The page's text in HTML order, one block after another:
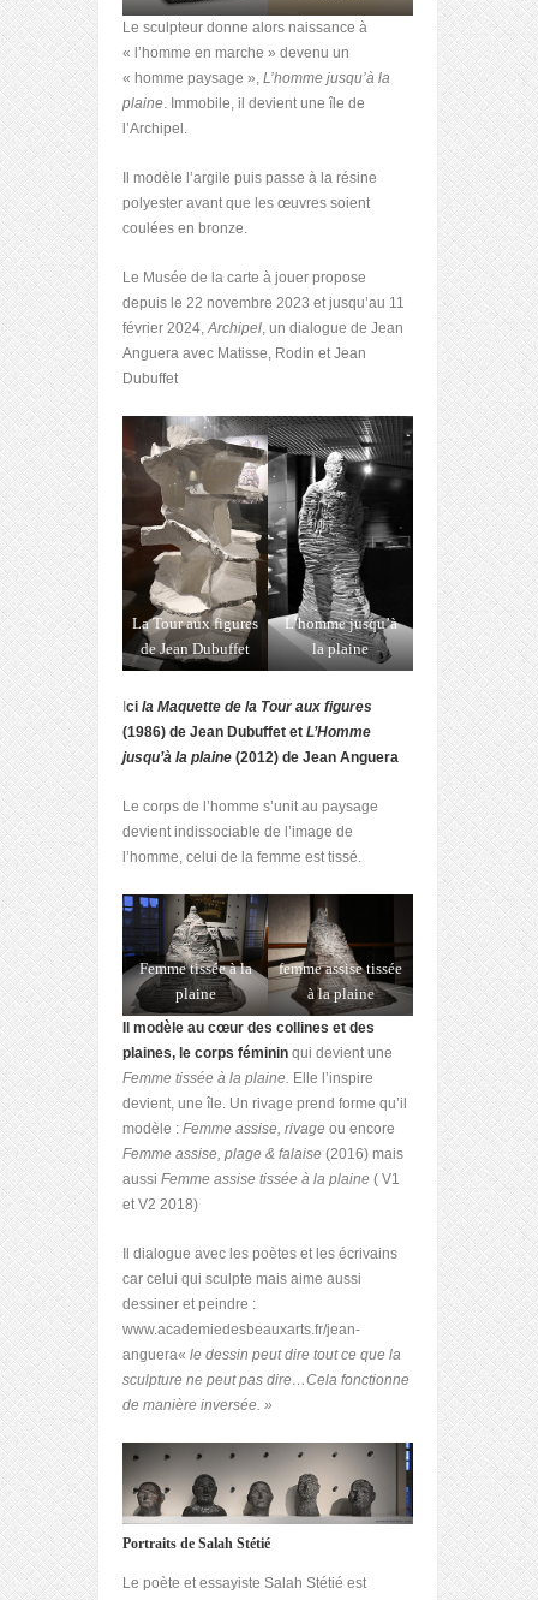
Le sculpteur donne alors naissance à
« l’homme en marche » devenu un
« homme paysage », L’homme jusqu’à la
plaine. Immobile, il devient une île de
l’Archipel.
Il modèle l’argile puis passe à la résine
polyester avant que les œuvres soient
coulées en bronze.
Le Musée de la carte à jouer propose
depuis le 22 novembre 2023 et jusqu’au 11
février 2024,Archipel, un dialogue de Jean
Anguera avec Matisse, Rodin et Jean
Dubuffet
La Tour aux figures
de Jean Dubuffet
L’homme jusqu’à
la plaine
ci la Maquette de la Tour aux figures
(1986) de Jean Dubuffet et L’Homme
jusqu’à la plaine (2012) de Jean Anguera
Le corps de l’homme s’unit au paysage
devient indissociable de l’image de
l’homme, celui de la femme est tissé.
Femme tissée à la
plaine
femme assise tissée
à la plaine
Il modèle au cœur des collines et des
plaines, le corps féminin qui devient une
Femme tissée à la plaine. Elle l’inspire
devient, une île. Un rivage prend forme qu’il
modèle : Femme assise, rivage ou encore
Femme assise, plage & falaise (2016) mais
aussi Femme assise tissée à la plaine ( V1
et V2 2018)
Il dialogue avec les poètes et les écrivains
car celui qui sculpte mais aime aussi
dessiner et peindre :
www.academiedesbeauxarts.fr/jean-
anguera« le dessin peut dire tout ce que la
sculpture ne peut pas dire…Cela fonctionne
de manière inversée. »
Portraits de Salah Stétié
Le poète et essayiste Salah Stétié est